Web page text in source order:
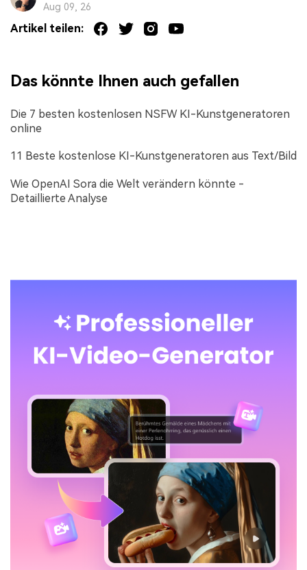
Aug 09, 26
Artikel teilen:
Das könnte Ihnen auch gefallen
Die 7 besten kostenlosen NSFW KI-Kunstgeneratoren
online
11 Beste kostenlose KI-Kunstgeneratoren aus Text/Bild
Wie OpenAI Sora die Welt verändern könnte -
Detaillierte Analyse